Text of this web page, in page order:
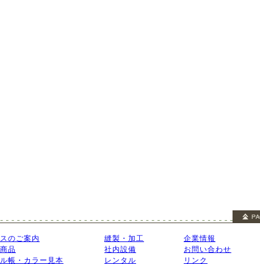
のご案内
品
帳・カラー見本
縫製・加工
社内設備
レンタル
企業情報
お問い合わせ
リンク